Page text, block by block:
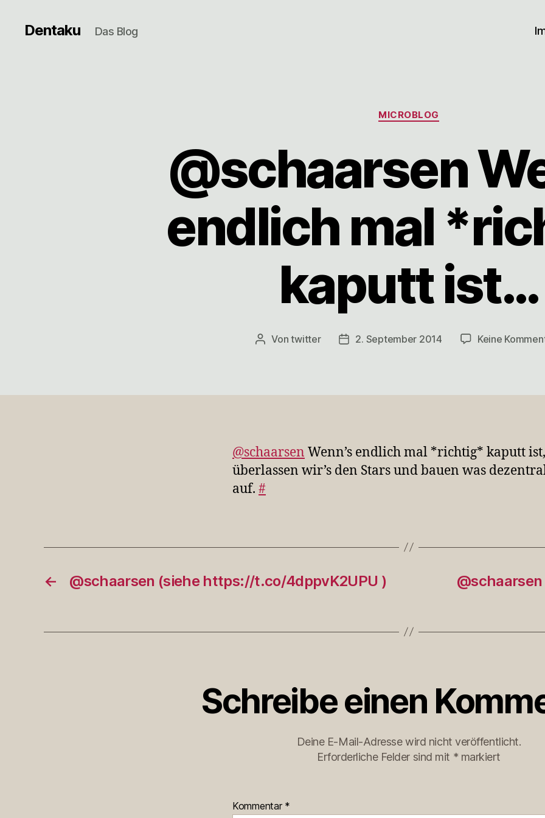
Dentaku Das Blog
Kategorien
MICROBLOG
@schaarsen
endlich mal
kaputt ist…
Beitragsautor
Vontwitter Veröffentlichungsdatum
2. September 2014 Keine
@schaarsen Wenn’s endlich mal *richtig* kaputt
überlassen wir’s den Stars und bauen was
auf. #
← @schaarsen (siehe https://t.co/4dppvK2UPU )
Schreibe einen
Deine E-Mail-Adresse wird nicht veröffentlicht.
Erforderliche Felder sind mit * markiert
Kommentar *